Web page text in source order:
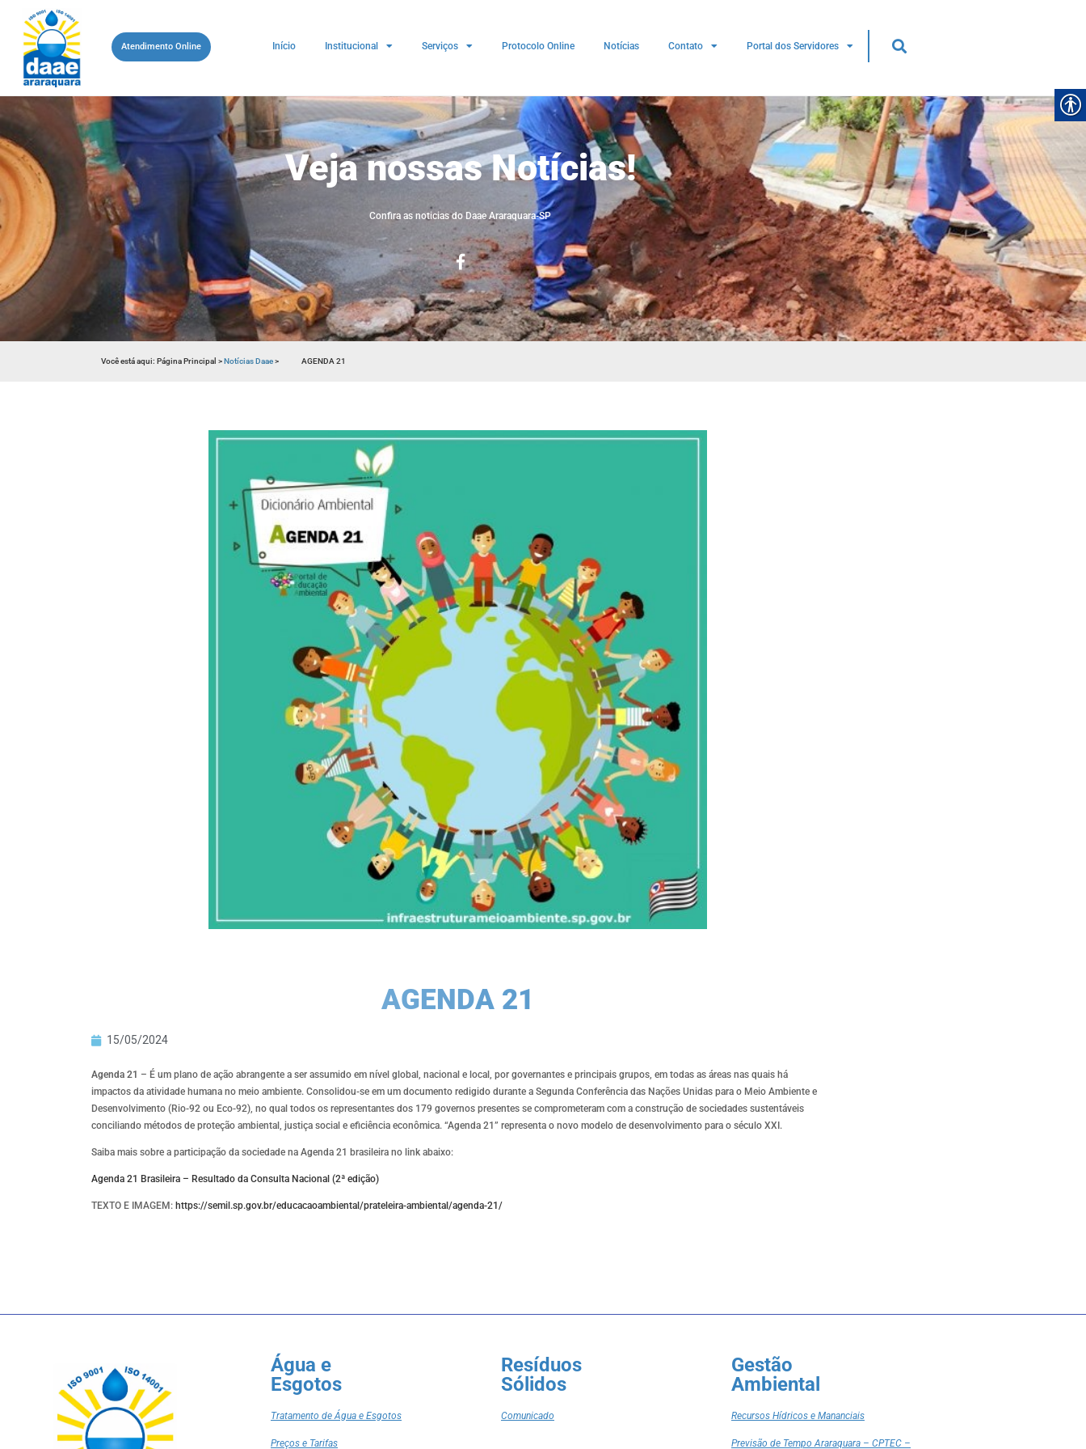
Atendimento Online Início Institucional Serviços Protocolo Online Notícias Contato Portal dos Servidores
Veja nossas Notícias!
Confira as noticias do Daae Araraquara-SP
Você está aqui:Página Principal>Notícias Daae> AGENDA 21
AGENDA 21
15/05/2024
Agenda 21 – É um plano de ação abrangente a ser assumido em nível global, nacional e local, por governantes e principais grupos, em todas as áreas nas quais há
impactos da atividade humana no meio ambiente. Consolidou-se em um documento redigido durante a Segunda Conferência das Nações Unidas para o Meio Ambiente e
Desenvolvimento (Rio-92 ou Eco-92), no qual todos os representantes dos 179 governos presentes se comprometeram com a construção de sociedades sustentáveis
conciliando métodos de proteção ambiental, justiça social e eficiência econômica. “Agenda 21” representa o novo modelo de desenvolvimento para o século XXI.
Saiba mais sobre a participação da sociedade na Agenda 21 brasileira no link abaixo:
Agenda 21 Brasileira – Resultado da Consulta Nacional (2ª edição)
TEXTO E IMAGEM: https://semil.sp.gov.br/educacaoambiental/prateleira-ambiental/agenda-21/
Água e
Esgotos
Tratamento de Água e Esgotos
Preços e Tarifas
Resíduos
Sólidos
Comunicado
Gestão
Ambiental
Recursos Hídricos e Mananciais
Previsão de Tempo Araraquara – CPTEC –